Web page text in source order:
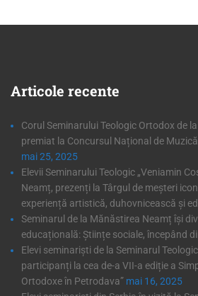
Articole recente
Corul Seminarului Teologic Ortodox de
premiat la Concursul Național de
mai 25, 2025
Elevii Seminarului Teologic „Veniamin
Neamț, prezenți la Târgul de meșteri
experiență artistică, duhovnicească și
Seminarul de la Mănăstirea Neamț își
educațională: Științe sociale, începând
Elevi seminariști de la Seminarul
participanți la cea de-a VII-a ediție a
Ortodoxe în Petrodava” mai 16, 2025